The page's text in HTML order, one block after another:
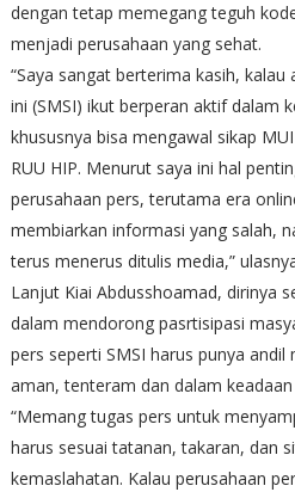
dengan tetap memegang teguh
menjadi perusahaan yang sehat.
“Saya sangat berterima kasih,
ini (SMSI) ikut berperan aktif dalam
khususnya bisa mengawal sikap
RUU HIP. Menurut saya ini hal
perusahaan pers, terutama era
membiarkan informasi yang salah,
terus menerus ditulis media,”
Lanjut Kiai Abdusshoamad, dirinya
dalam mendorong pasrtisipasi
pers seperti SMSI harus punya
aman, tenteram dan dalam
“Memang tugas pers untuk
harus sesuai tatanan, takaran, dan
kemaslahatan. Kalau perusahaan